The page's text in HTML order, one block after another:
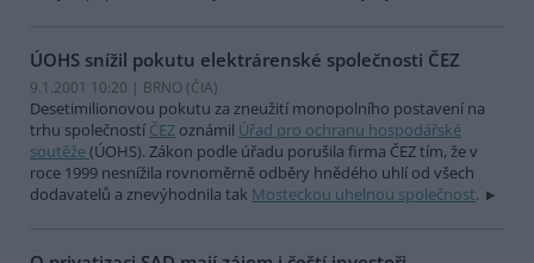
ÚOHS snížil pokutu elektrárenské společnosti ČEZ
9.1.2001 10:20 | BRNO (ČIA)
Desetimilionovou pokutu za zneužití monopolního postavení na
trhu společností ČEZ oznámil Úřad pro ochranu hospodářské
soutěže(ÚOHS). Zákon podle úřadu porušila firma ČEZ tím, že v
roce 1999 nesnížila rovnoměrně odběry hnědého uhlí od všech
dodavatelů a znevýhodnila tak Mosteckou uhelnou společnost.